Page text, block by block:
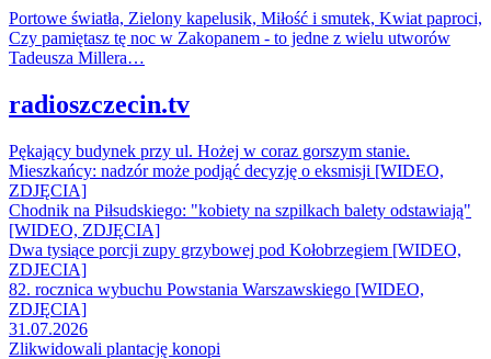
Portowe światła, Zielony kapelusik, Miłość i smutek, Kwiat paproci,
Czy pamiętasz tę noc w Zakopanem - to jedne z wielu utworów
Tadeusza Millera…
radioszczecin.tv
Pękający budynek przy ul. Hożej w coraz gorszym stanie.
Mieszkańcy: nadzór może podjąć decyzję o eksmisji [WIDEO,
ZDJĘCIA]
Chodnik na Piłsudskiego: "kobiety na szpilkach balety odstawiają"
[WIDEO, ZDJĘCIA]
Dwa tysiące porcji zupy grzybowej pod Kołobrzegiem [WIDEO,
ZDJECIA]
82. rocznica wybuchu Powstania Warszawskiego [WIDEO,
ZDJĘCIA]
31.07.2026
Zlikwidowali plantację konopi